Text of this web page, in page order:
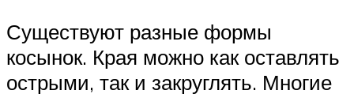
Существуют разные формы
косынок. Края можно как оставлять
острыми, так и закруглять. Многие